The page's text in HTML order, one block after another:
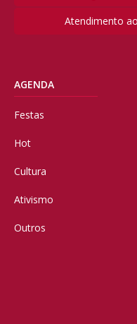
Atendimento
AGENDA
Festas
Hot
Cultura
Ativismo
Outros